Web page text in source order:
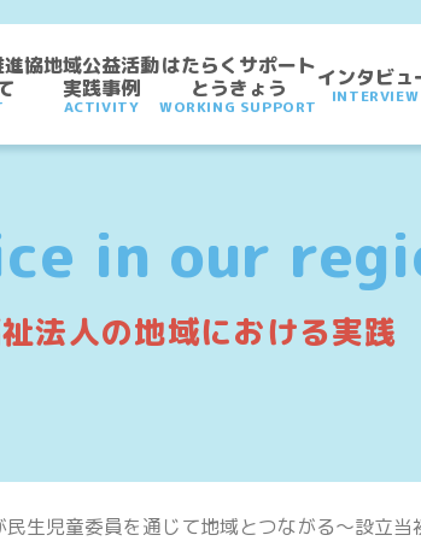
協地域公益活動
実践事例
ACTIVITY
はたらくサポート
とうきょう
WORKING SUPPORT
インタビュ
INTERVIEW
in our
法人の地域における実践
生児童委員を通じて地域とつながる〜設立